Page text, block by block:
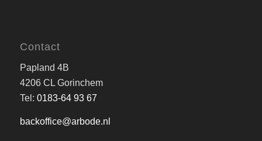
Contact
Papland 4B
4206 CL Gorinchem
Tel: 0183-64 93 67
backoffice@arbode.nl